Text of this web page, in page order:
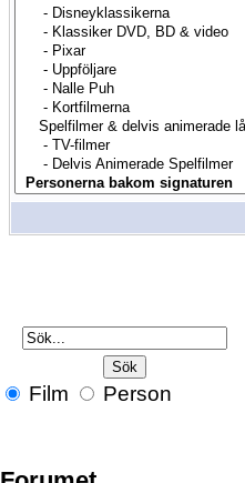
Film Person